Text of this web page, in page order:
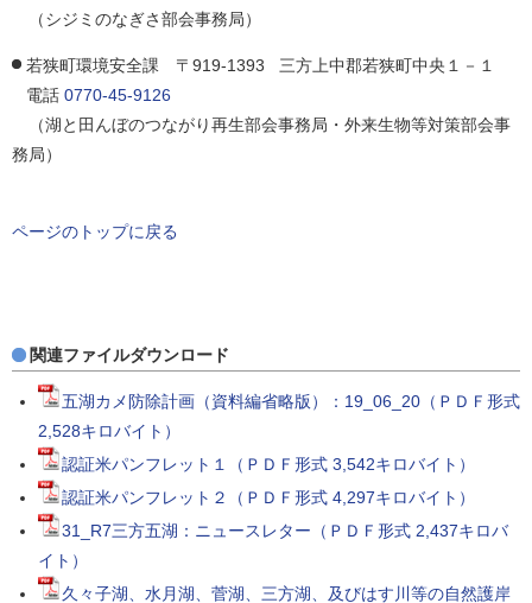
（シジミのなぎさ部会事務局）
若狭町環境安全課 〒919-1393 三方上中郡若狭町中央１－１
電話 0770-45-9126
（湖と田んぼのつながり再生部会事務局・外来生物等対策部会事
務局）
ページのトップに戻る
関連ファイルダウンロード
五湖カメ防除計画（資料編省略版）：19_06_20（ＰＤＦ形式
2,528キロバイト）
認証米パンフレット１（ＰＤＦ形式 3,542キロバイト）
認証米パンフレット２（ＰＤＦ形式 4,297キロバイト）
31_R7三方五湖：ニュースレター（ＰＤＦ形式 2,437キロバ
イト）
久々子湖、水月湖、菅湖、三方湖、及びはす川等の自然護岸